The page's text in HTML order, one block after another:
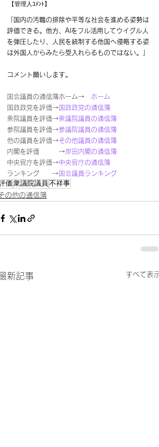
【管理人ｺﾒﾝﾄ】
「国内の汚職の排除や平等な社会を進める姿勢は
評価できる。他方、AIをフル活用してウイグル人
を弾圧したり、人民を統制する他国へ侵略する姿
は外国人からみたら受入れらるものではない。」
コメント願いします。
国会議員の通信簿ホーム→ ホーム
国政政党を評価→ 国政政党の通信簿
衆院議員を評価→衆議院議員の通信簿
参院議員を評価→参議院議員の通信簿
他の議員を評価→その他議員の通信簿
内閣を評価　　　→岸田内閣の通信簿
中央官庁を評価→中央官庁の通信簿
ランキング　　→ 国会議員ランキング
価衆議院議員 不祥事
の他の通信簿
新記事 すべて表示